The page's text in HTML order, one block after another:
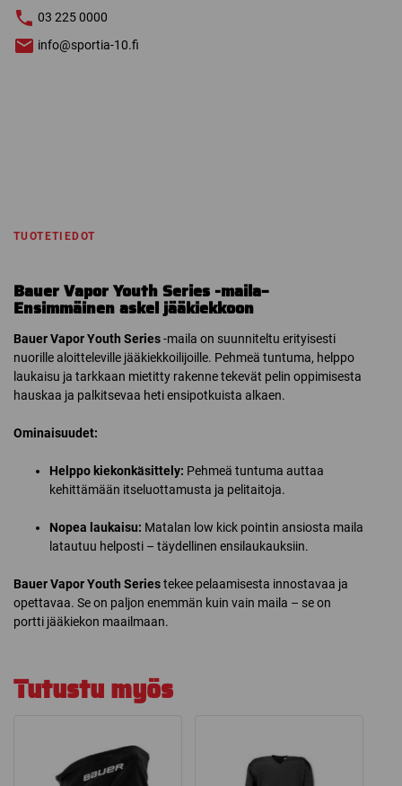
03 225 0000
info@sportia-10.fi
TUOTETIEDOT
Bauer Vapor Youth Series -maila–
Ensimmäinen askel jääkiekkoon
Bauer Vapor Youth Series-maila on suunniteltu erityisesti
nuorille aloitteleville jääkiekkoilijoille. Pehmeä tuntuma, helppo
laukaisu ja tarkkaan mietitty rakenne tekevät pelin oppimisesta
hauskaa ja palkitsevaa heti ensipotkuista alkaen.
Ominaisuudet:
Helppo kiekonkäsittely: Pehmeä tuntuma auttaa
kehittämään itseluottamusta ja pelitaitoja.
Nopea laukaisu: Matalan low kick pointin ansiosta maila
latautuu helposti – täydellinen ensilaukauksiin.
Bauer Vapor Youth Seriestekee pelaamisesta innostavaa ja
opettavaa. Se on paljon enemmän kuin vain maila – se on
portti jääkiekon maailmaan.
Tutustu myös